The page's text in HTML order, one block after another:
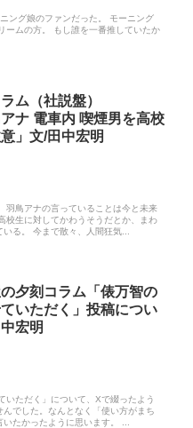
ング娘のファンだった。 モーニング
ームの方。 もし誰を一番推していたか
ム（社説盤）
アナ 電車内 喫煙男を高校
」文/田中宏明
羽鳥アナの言っていることは今と未来
校生に対してかわうそうだとか、まわ
いる。 今まで散々、人間狂気...
夕刻コラム「俵万智の
ていただく」投稿につい
宏明
いただく」について、Xで綴ったよう
でした。なんとなく「使い方がまち
たかったように思います。 ...